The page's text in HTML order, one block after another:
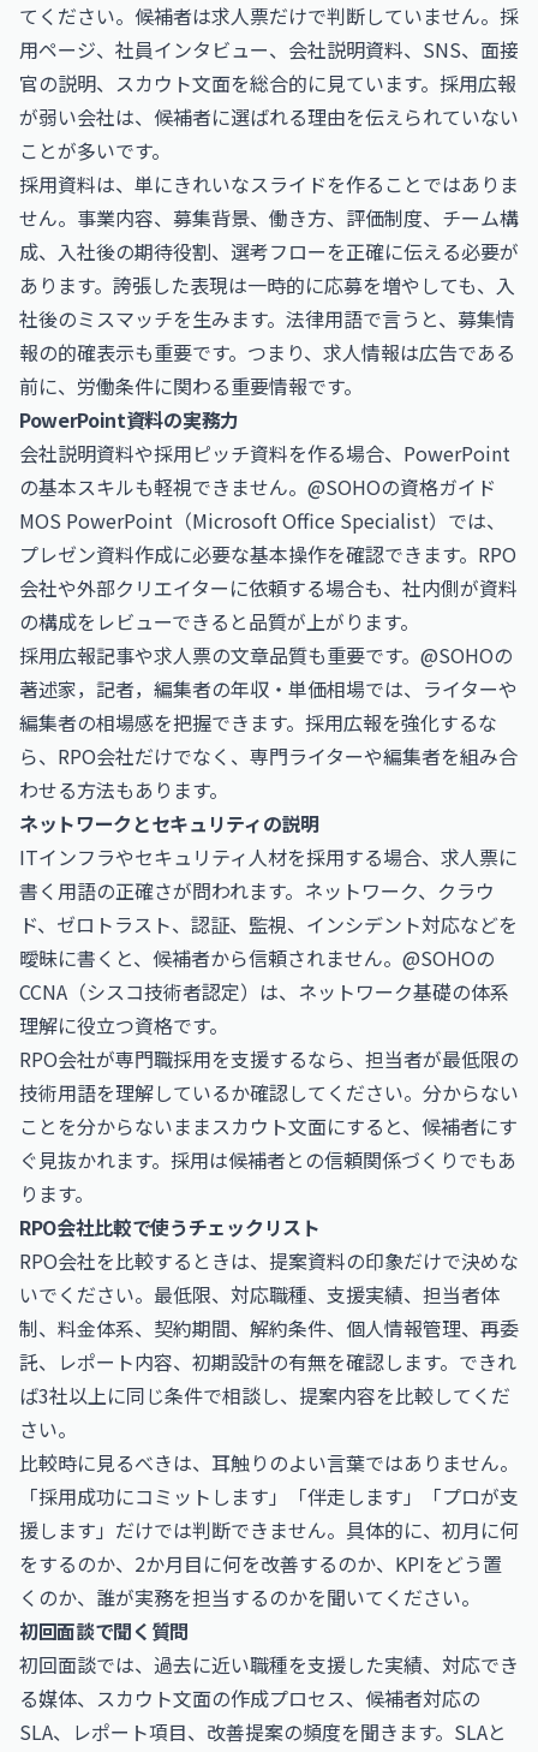
てください。候補者は求人票だけで判断していません。採
用ページ、社員インタビュー、会社説明資料、SNS、面接
官の説明、スカウト文面を総合的に見ています。採用広報
が弱い会社は、候補者に選ばれる理由を伝えられていない
ことが多いです。
採用資料は、単にきれいなスライドを作ることではありま
せん。事業内容、募集背景、働き方、評価制度、チーム構
成、入社後の期待役割、選考フローを正確に伝える必要が
あります。誇張した表現は一時的に応募を増やしても、入
社後のミスマッチを生みます。法律用語で言うと、募集情
報の的確表示も重要です。つまり、求人情報は広告である
前に、労働条件に関わる重要情報です。
PowerPoint資料の実務力
会社説明資料や採用ピッチ資料を作る場合、PowerPoint
の基本スキルも軽視できません。@SOHOの資格ガイド
MOS PowerPoint（Microsoft Office Specialist） では、
プレゼン資料作成に必要な基本操作を確認できます。RPO
会社や外部クリエイターに依頼する場合も、社内側が資料
の構成をレビューできると品質が上がります。
採用広報記事や求人票の文章品質も重要です。@SOHOの
著述家，記者，編集者の年収・単価相場では、ライターや
編集者の相場感を把握できます。採用広報を強化するな
ら、RPO会社だけでなく、専門ライターや編集者を組み合
わせる方法もあります。
ネットワークとセキュリティの説明
ITインフラやセキュリティ人材を採用する場合、求人票に
書く用語の正確さが問われます。ネットワーク、クラウ
ド、ゼロトラスト、認証、監視、インシデント対応などを
曖昧に書くと、候補者から信頼されません。@SOHOの
CCNA（シスコ技術者認定） は、ネットワーク基礎の体系
理解に役立つ資格です。
RPO会社が専門職採用を支援するなら、担当者が最低限の
技術用語を理解しているか確認してください。分からない
ことを分からないままスカウト文面にすると、候補者にす
ぐ見抜かれます。採用は候補者との信頼関係づくりでもあ
ります。
RPO会社比較で使うチェックリスト
RPO会社を比較するときは、提案資料の印象だけで決めな
いでください。最低限、対応職種、支援実績、担当者体
制、料金体系、契約期間、解約条件、個人情報管理、再委
託、レポート内容、初期設計の有無を確認します。できれ
ば3社以上に同じ条件で相談し、提案内容を比較してくだ
さい。
比較時に見るべきは、耳触りのよい言葉ではありません。
「採用成功にコミットします」「伴走します」「プロが支
援します」だけでは判断できません。具体的に、初月に何
をするのか、2か月目に何を改善するのか、KPIをどう置
くのか、誰が実務を担当するのかを聞いてください。
初回面談で聞く質問
初回面談では、過去に近い職種を支援した実績、対応でき
る媒体、スカウト文面の作成プロセス、候補者対応の
SLA、レポート項目、改善提案の頻度を聞きます。SLAと